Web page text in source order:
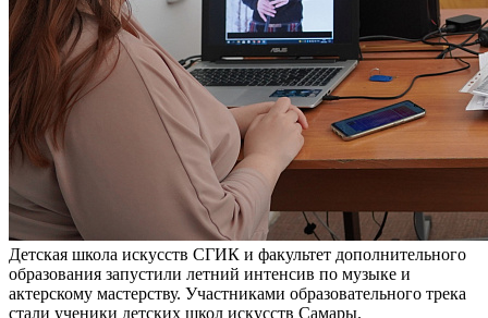
Детская школа искусств СГИК и факультет дополнительного
образования запустили летний интенсив по музыке и
актерскому мастерству. Участниками образовательного трека
стали ученики детских школ искусств Самары.